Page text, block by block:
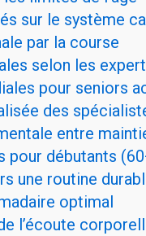
sur le système
par la course
selon les
pour seniors
des
entre
pour débutants
une routine
optimal
l’écoute